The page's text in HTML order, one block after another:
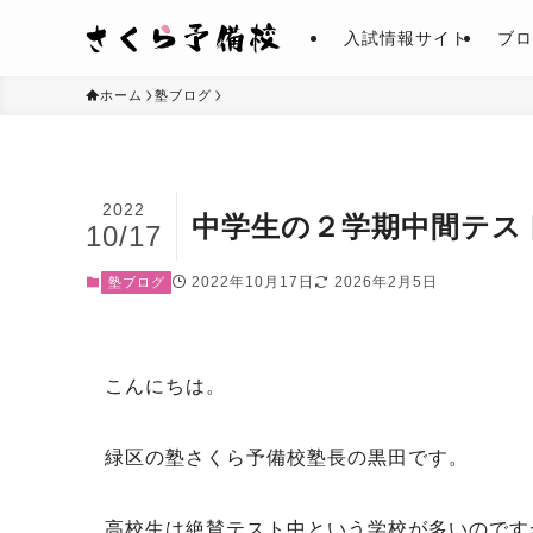
入試情報サイト ブ
ホーム 塾ブログ
中学生の２学期中間テ
2022
10/17
塾ブログ 2022年10月17日 2026年2月5日
こんにちは。
緑区の塾さくら予備校塾長の黒田です。
高校生は絶賛テスト中という学校が多いので